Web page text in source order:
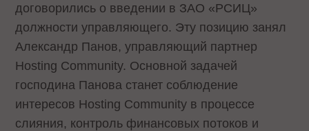
договорились о введении в ЗАО «РСИЦ»
должности управляющего. Эту позицию занял
Александр Панов, управляющий партнер
Hosting Community. Основной задачей
господина Панова станет соблюдение
интересов Hosting Community в процессе
слияния, контроль финансовых потоков и